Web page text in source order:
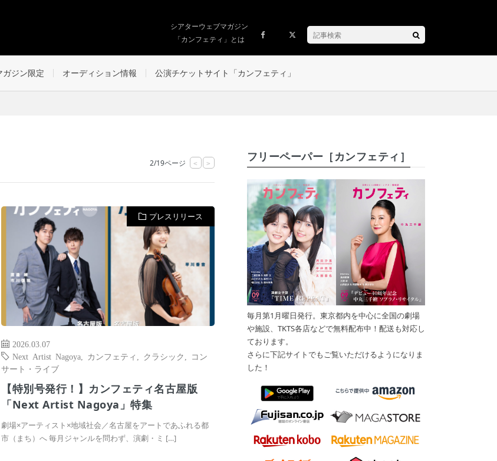
シアターウェブマガジン
「カンフェティ」とは
ガジン限定 オーディション情報 公演チケットサイト「カンフェティ」
2/19ページ < >
プレスリリース
2026.03.07
Next Artist Nagoya
カンフェティ クラシック
コン
サート・ライブ
【特別号発行！】カンフェティ名古屋版
「Next Artist Nagoya」特集
劇場×アーティスト×地域社会／名古屋をアートであふれる都
市（まち）へ 毎月ジャンルを問わず、演劇・ミ […]
フリーペーパー［カンフェティ］
毎月第1月曜日発行。東京都内を中心に全国の劇場
や施設、TKTS各店などで無料配布中！配送も対応し
ております。
さらに下記サイトでもご覧いただけるようになりま
した！